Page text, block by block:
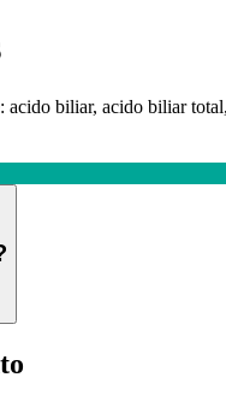
acido biliar, acido biliar